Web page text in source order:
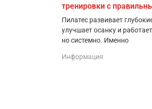
тренировки с
Пилатес развивает
улучшает осанку и
но системно. Именно
Информация